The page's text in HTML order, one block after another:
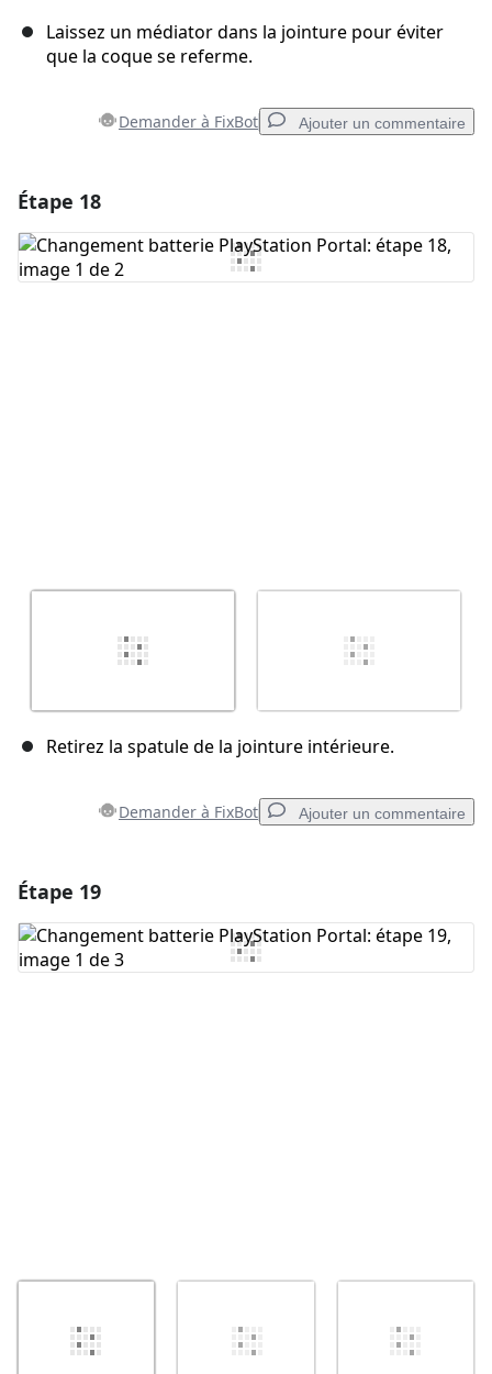
Laissez un médiator dans la jointure pour éviter
que la coque se referme.
Demander à FixBot Ajouter un commentaire
Ajouter un commentaire
Étape 18
Retirez la spatule de la jointure intérieure.
Demander à FixBot Ajouter un commentaire
Ajouter un commentaire
Étape 19